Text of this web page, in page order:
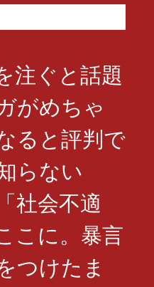
注ぐと話題
がめちゃ
ると評判で
らない
社会不適
こに。暴言
つけたま